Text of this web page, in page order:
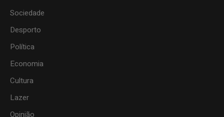
Sociedade
Desporto
Política
Economia
Cultura
Lazer
Opinião